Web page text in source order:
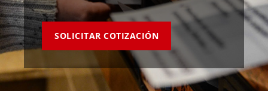
SOLICITAR COTIZACIÓN